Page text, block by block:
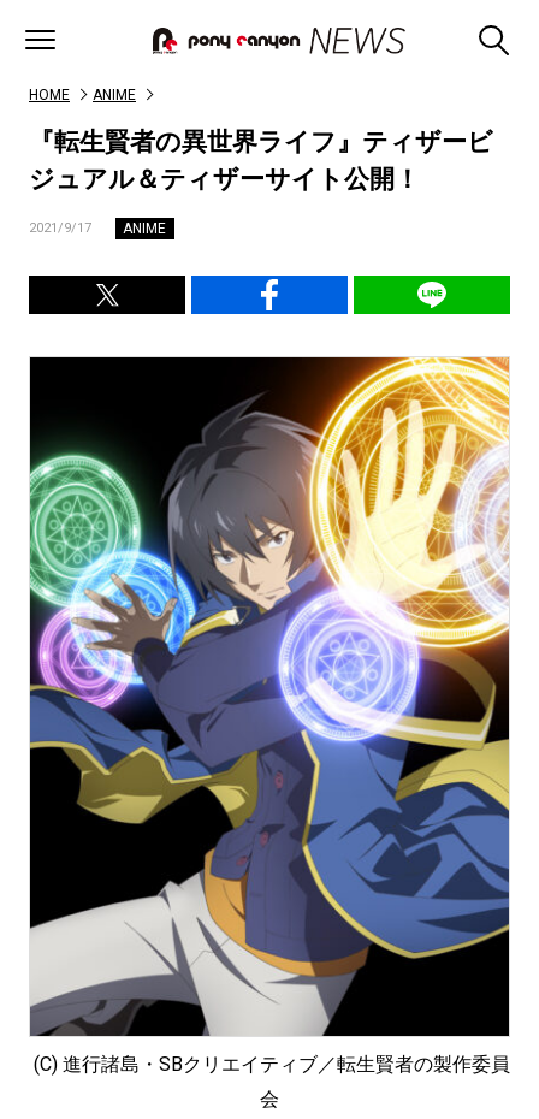
HOME ANIME
『転生賢者の異世界ライフ』ティザービ
ジュアル＆ティザーサイト公開！
2021/9/17 ANIME
(C) 進行諸島・SBクリエイティブ／転生賢者の製作委員
会